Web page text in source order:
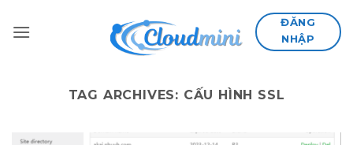
ĐĂNG
NHẬP
TAG ARCHIVES: CẤU HÌNH SSL